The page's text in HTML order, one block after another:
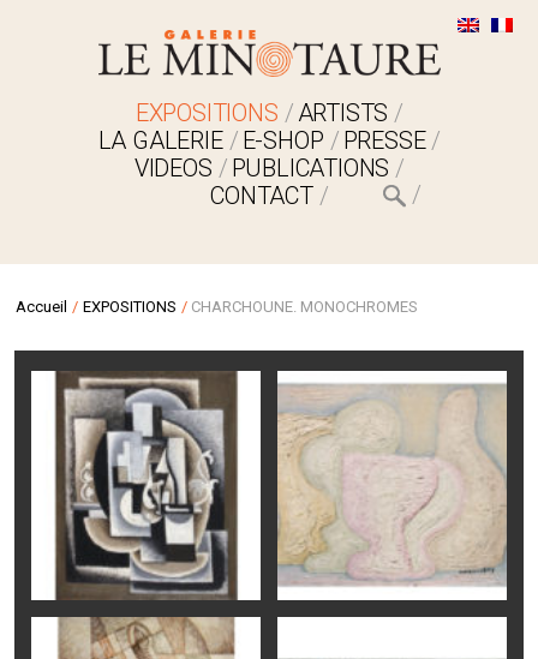
EXPOSITIONS
ARTISTS
LA GALERIE
E-SHOP
PRESSE
VIDEOS
PUBLICATIONS
CONTACT
Accueil / EXPOSITIONS / CHARCHOUNE. MONOCHROMES